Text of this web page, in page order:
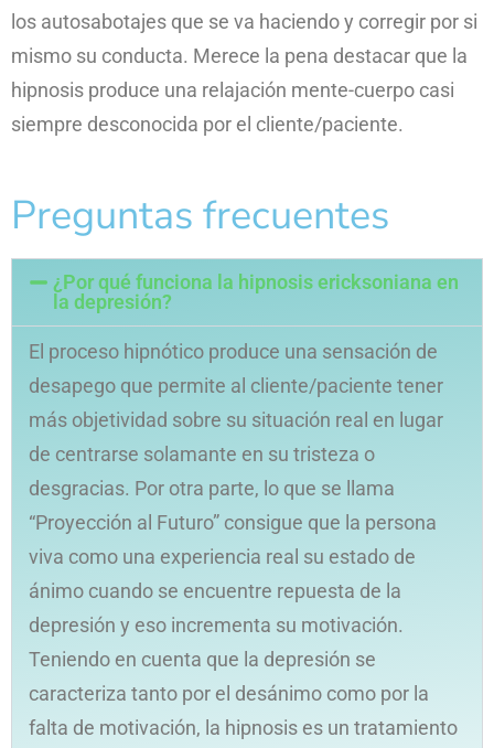
los autosabotajes que se va haciendo y corregir por si
mismo su conducta. Merece la pena destacar que la
hipnosis produce una relajación mente-cuerpo casi
siempre desconocida por el cliente/paciente.
Preguntas frecuentes
¿Por qué funciona la hipnosis ericksoniana en
la depresión?
El proceso hipnótico produce una sensación de
desapego que permite al cliente/paciente tener
más objetividad sobre su situación real en lugar
de centrarse solamante en su tristeza o
desgracias. Por otra parte, lo que se llama
“Proyección al Futuro” consigue que la persona
viva como una experiencia real su estado de
ánimo cuando se encuentre repuesta de la
depresión y eso incrementa su motivación.
Teniendo en cuenta que la depresión se
caracteriza tanto por el desánimo como por la
falta de motivación, la hipnosis es un tratamiento